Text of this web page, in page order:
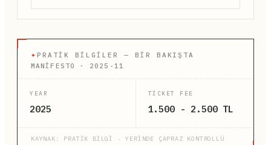
✦ PRATIK BILGILER — BIR BAKIŞTA
MANİFESTO · 2025-11
YEAR
2025
TICKET FEE
1.500 - 2.500 TL
KAYNAK: PRATİK BİLGİ · YERİNDE ÇAPRAZ KONTROLLÜ